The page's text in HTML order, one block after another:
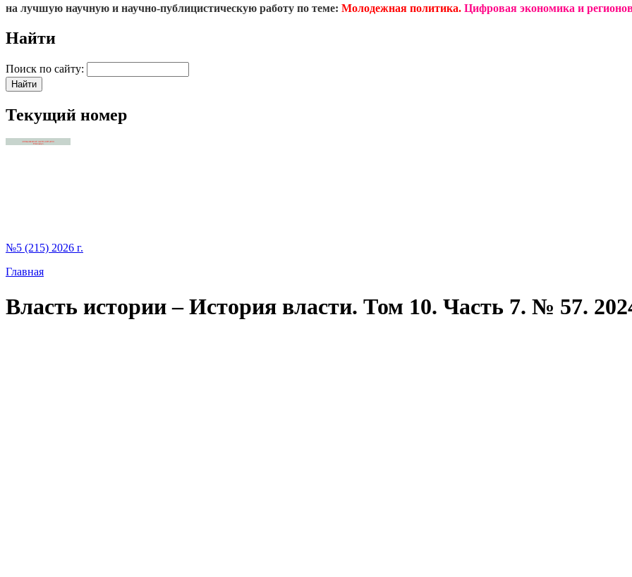
на лучшую научную и научно-публицистическую работу по теме: Молодежная политика. Цифровая экономика и
Найти
Поиск по сайту:
Текущий номер
№5 (215) 2026 г.
Главная
Власть истории – История власти. Том 10. Часть 7. № 57.